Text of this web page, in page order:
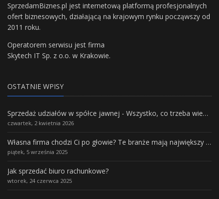
SprzedamBiznes.pl jest internetową platformą profesjonalnych
ofert biznesowych, działającą na krajowym rynku począwszy od
2011 roku.
Operatorem serwisu jest firma
Skytech IT Sp. z o.o. w Krakowie.
OSTATNIE WPISY
Sprzedaż udziałów w spółce jawnej - Wszystko, co trzeba wiedzieć.
czwartek, 2 kwietnia 2026
Własna firma chodzi Ci po głowie? Te branże mają największy potencjał rozwoju
piątek, 5 września 2025
Jak sprzedać biuro rachunkowe?
wtorek, 24 czerwca 2025